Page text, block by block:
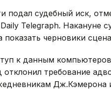
подал судебный иск,
Telegraph. Накануне
черновики
к данным
требование